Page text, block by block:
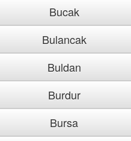
Bucak
Bulancak
Buldan
Burdur
Bursa